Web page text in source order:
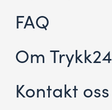
FAQ
Om Trykk24
Kontakt oss